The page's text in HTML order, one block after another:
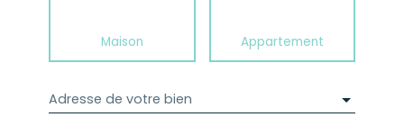
Maison Appartement
Adresse de votre bien